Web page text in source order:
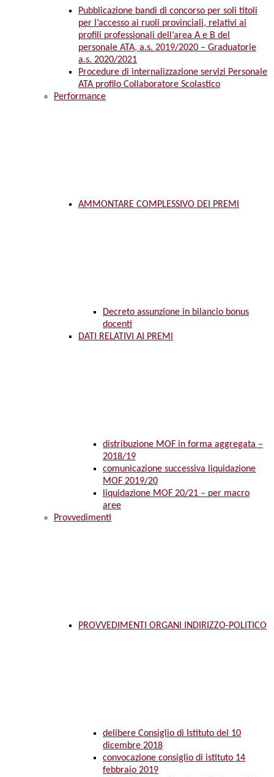
Pubblicazione bandi di concorso per soli titoli
per l’accesso ai ruoli provinciali, relativi ai
profili professionali dell’area A e B del
personale ATA, a.s. 2019/2020 – Graduatorie
a.s. 2020/2021
Procedure di internalizzazione servizi Personale
ATA profilo Collaboratore Scolastico
Performance
AMMONTARE COMPLESSIVO DEI PREMI
Decreto assunzione in bilancio bonus
docenti
DATI RELATIVI AI PREMI
distribuzione MOF in forma aggregata –
2018/19
comunicazione successiva liquidazione
MOF 2019/20
liquidazione MOF 20/21 – per macro
aree
Provvedimenti
PROVVEDIMENTI ORGANI INDIRIZZO-POLITICO
delibere Consiglio di Istituto del 10
dicembre 2018
convocazione consiglio di istituto 14
febbraio 2019